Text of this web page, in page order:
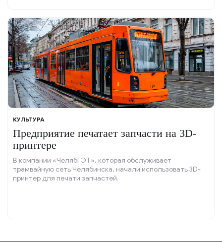
КУЛЬТУРА
Предприятие печатает запчасти на 3D-
принтере
В компании «ЧелябГЭТ», которая обслуживает
трамвайную сеть Челябинска, начали использовать 3D-
принтер для печати запчастей.
10 апреля 2026, 21:02